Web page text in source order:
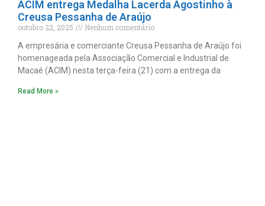
ACIM entrega Medalha Lacerda Agostinho à
Creusa Pessanha de Araújo
outubro 22, 2025
Nenhum comentário
A empresária e comerciante Creusa Pessanha de Araújo foi
homenageada pela Associação Comercial e Industrial de
Macaé (ACIM) nesta terça-feira (21) com a entrega da
Read More »